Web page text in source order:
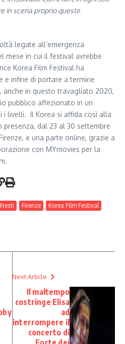
in scena proprio queste
legate all’emergenza
mese in cui il festival avrebbe
Korea Film Festival ha
e infine di portare a termine
anche in questo travagliato 2020,
pubblico affezionato in un
i livelli. Il Korea si affida così alla
dal 23 al 30 settembre
e una parte online, grazie a
con MYmovies per la
Firenze
Korea Film Festival
Next Article
Il maltempo
costringe Elisa
ad
interrompere il
concerto di